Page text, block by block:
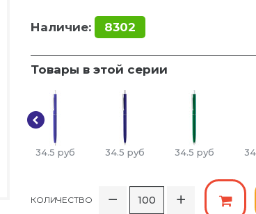
Наличие: 8302
Товары в этой серии
34.5 руб 34.5 руб 34.5 руб
КОЛИЧЕСТВО